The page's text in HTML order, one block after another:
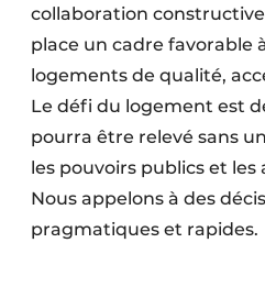
collaboration
place un cadre favorable
logements de qualité,
Le défi du logement est
pourra être relevé sans
les pouvoirs publics et
Nous appelons à des
pragmatiques et rapides.